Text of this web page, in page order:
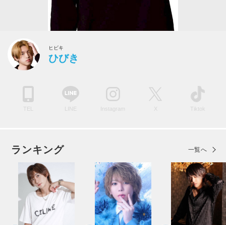
ヒビキ
ひびき
Instagram X Tiktok
ランキング 一覧へ